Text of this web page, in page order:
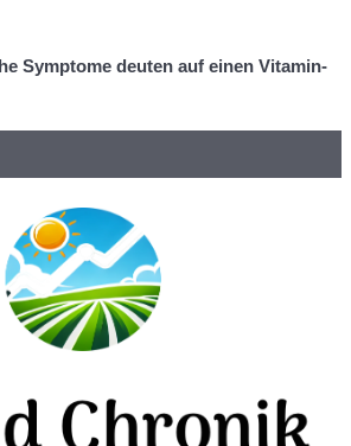
Symptome deuten auf einen Vitamin-